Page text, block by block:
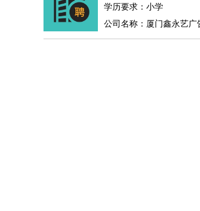
学历要求：小学
公司名称：厦门鑫永艺广